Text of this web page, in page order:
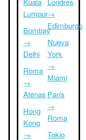
Lumpur
Bombay
→
Delhi
Roma
→
Atenas
Hong
Kong
→
→
Edimburgo
Nueva
York
→
Miami
París
→
Roma
Tokio